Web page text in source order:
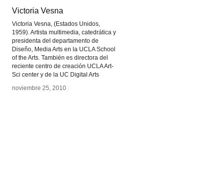
Victoria Vesna
Victoria Vesna, (Estados Unidos,
1959). Artista multimedia, catedrática y
presidenta del departamento de
Diseño, Media Arts en la UCLA School
of the Arts. También es directora del
reciente centro de creación UCLA Art-
Sci center y de la UC Digital Arts
noviembre 25, 2010 /
Victoria Vesna
noviembre 25, 2010 /